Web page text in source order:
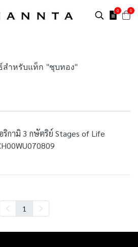
0 0
สำหรับแท็ก "ชุบทอง"
กามิ 3 กษัตริย์ Stages of Life
1